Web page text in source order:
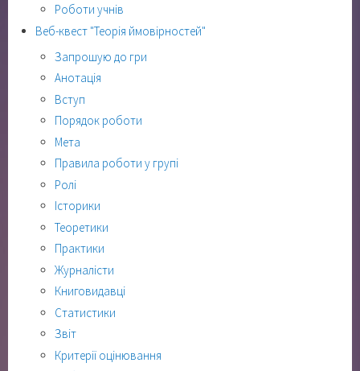
Роботи учнів
Веб-квест "Теорія ймовірностей"
Запрошую до гри
Анотація
Вступ
Порядок роботи
Мета
Правила роботи у групі
Ролі
Історики
Теоретики
Практики
Журналісти
Книговидавці
Статистики
Звіт
Критерії оцінювання